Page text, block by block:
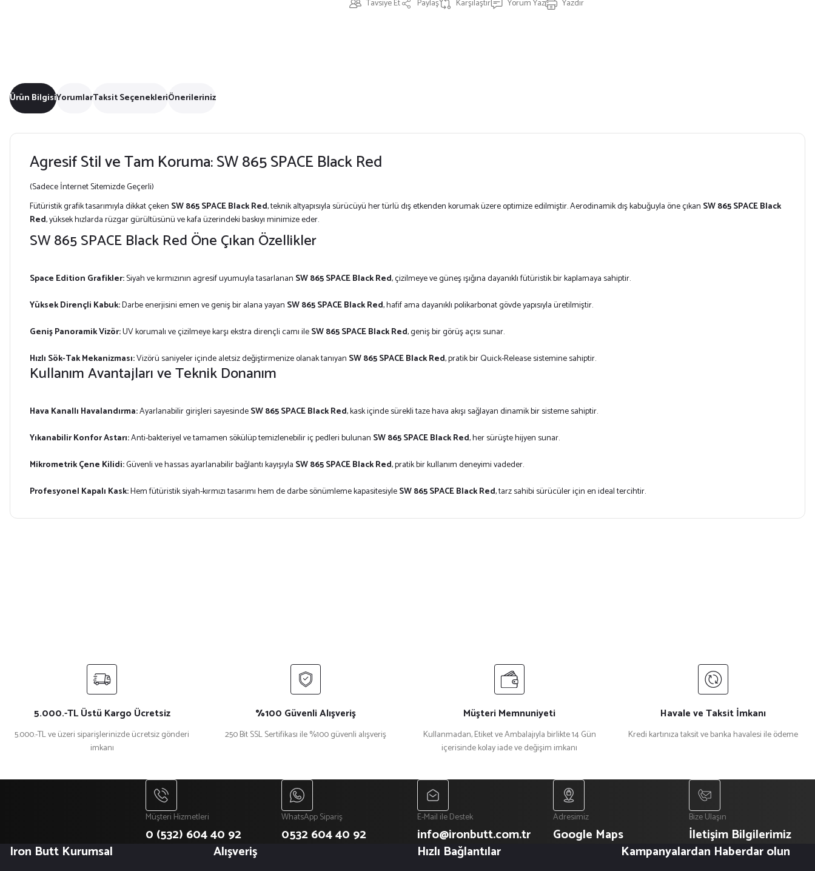
Tavsiye Et Paylaş Karşılaştır Yorum Yaz Yazdır
Ürün BilgisiYorumlarTaksit SeçenekleriÖnerileriniz
Agresif Stil ve Tam Koruma: SW 865 SPACE Black Red
(Sadece İnternet Sitemizde Geçerli)
Fütüristik grafik tasarımıyla dikkat çeken SW 865 SPACE Black Red, teknik altyapısıyla sürücüyü her türlü dış etkenden korumak üzere optimize edilmiştir. Aerodinamik dış kabuğuyla öne çıkan SW 865 SPACE Black
Red, yüksek hızlarda rüzgar gürültüsünü ve kafa üzerindeki baskıyı minimize eder.
SW 865 SPACE Black Red Öne Çıkan Özellikler
Space Edition Grafikler:Siyah ve kırmızının agresif uyumuyla tasarlanan SW 865 SPACE Black Red, çizilmeye ve güneş ışığına dayanıklı fütüristik bir kaplamaya sahiptir.
Yüksek Dirençli Kabuk:Darbe enerjisini emen ve geniş bir alana yayan SW 865 SPACE Black Red, hafif ama dayanıklı polikarbonat gövde yapısıyla üretilmiştir.
Geniş Panoramik Vizör:UV korumalı ve çizilmeye karşı ekstra dirençli camı ileSW 865 SPACE Black Red, geniş bir görüş açısı sunar.
Hızlı Sök-Tak Mekanizması:Vizörü saniyeler içinde aletsiz değiştirmenize olanak tanıyan SW 865 SPACE Black Red, pratik bir Quick-Release sistemine sahiptir.
Kullanım Avantajları ve Teknik Donanım
Hava Kanallı Havalandırma:Ayarlanabilir girişleri sayesindeSW 865 SPACE Black Red, kask içinde sürekli taze hava akışı sağlayan dinamik bir sisteme sahiptir.
Yıkanabilir Konfor Astarı:Anti-bakteriyel ve tamamen sökülüp temizlenebilir iç pedleri bulunan SW 865 SPACE Black Red, her sürüşte hijyen sunar.
Mikrometrik Çene Kilidi:Güvenli ve hassas ayarlanabilir bağlantı kayışıyla SW 865 SPACE Black Red, pratik bir kullanım deneyimi vadeder.
Profesyonel Kapalı Kask:Hem fütüristik siyah-kırmızı tasarımı hem de darbe sönümleme kapasitesiyleSW 865 SPACE Black Red, tarz sahibi sürücüler için en ideal tercihtir.
Bu ürüne benzer farklı alternatifler olmalı.
5.000.-TL Üstü Kargo Ücretsiz
5.000.-TL ve üzeri siparişlerinizde ücretsiz gönderi
imkanı
%100 Güvenli Alışveriş
250 Bit SSL Sertifikası ile %100 güvenli alışveriş
Müşteri Memnuniyeti
Kullanmadan, Etiket ve Ambalajıyla birlikte 14 Gün
içerisinde kolay iade ve değişim imkanı
Havale ve Taksit İmkanı
Kredi kartınıza taksit ve banka havalesi ile ödeme
Müşteri Hizmetleri
0 (532) 604 40 92
WhatsApp Sipariş
0532 604 40 92
E-Mail ile Destek
info@ironbutt.com.tr
Adresimiz
Google Maps
Bize Ulaşın
İletişim Bilgilerimiz
Iron Butt Kurumsal
Alışveriş Hızlı Bağlantılar Kampanyalardan Haberdar olun